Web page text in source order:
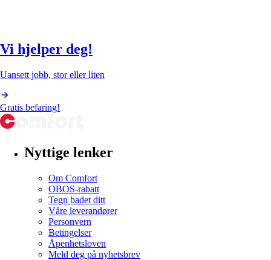
Vi hjelper deg!
Uansett jobb, stor eller liten
Gratis befaring!
Nyttige lenker
Om Comfort
OBOS-rabatt
Tegn badet ditt
Våre leverandører
Personvern
Betingelser
Åpenhetsloven
Meld deg på nyhetsbrev